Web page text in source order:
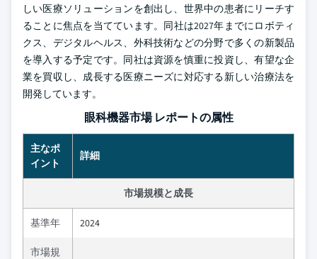
しい医療ソリューションを創出し、世界中の患者にリーチす
ることに焦点を当てています。同社は2027年までにロボティ
クス、デジタルヘルス、外科技術などの分野で多くの新製品
を導入する予定です。同社は資源を慎重に投資し、有望な企
業を買収し、成長する医療ニーズに対応する新しい治療法を
開発しています。
眼科機器市場 レポートの属性
主なポ
イント
詳細
市場規模と成長
基準年 2024
市場規